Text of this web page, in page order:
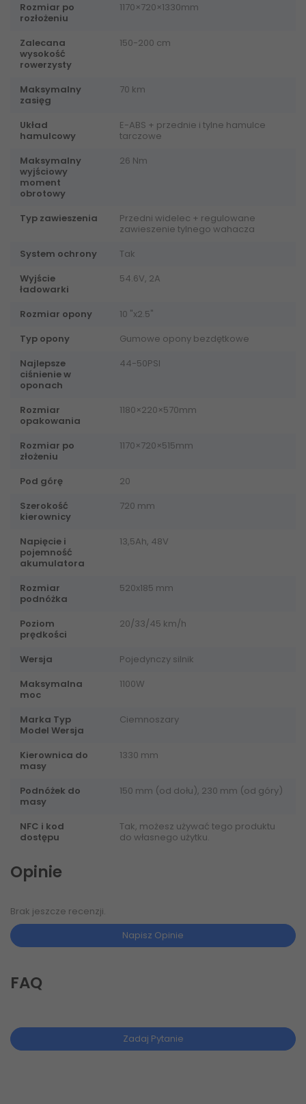
Rozmiar po
rozłożeniu
1170×720×1330mm
Zalecana
wysokość
rowerzysty
150-200 cm
Maksymalny
zasięg
70 km
Układ
hamulcowy
E-ABS + przednie i tylne hamulce
tarczowe
Maksymalny
wyjściowy
moment
obrotowy
26 Nm
Typ zawieszenia
Przedni widelec + regulowane
zawieszenie tylnego wahacza
System ochrony
Tak
Wyjście
ładowarki
54.6V, 2A
Rozmiar opony
10 "x2.5"
Typ opony
Gumowe opony bezdętkowe
Najlepsze
ciśnienie w
oponach
44-50PSI
Rozmiar
opakowania
1180×220×570mm
Rozmiar po
złożeniu
1170×720×515mm
Pod górę
20
Szerokość
kierownicy
720 mm
Napięcie i
pojemność
akumulatora
13,5Ah, 48V
Rozmiar
podnóżka
520x185 mm
Poziom
prędkości
20/33/45 km/h
Wersja
Pojedynczy silnik
Maksymalna
moc
1100W
Marka Typ
Model Wersja
Ciemnoszary
Kierownica do
masy
1330 mm
Podnóżek do
masy
150 mm (od dołu), 230 mm (od góry)
NFC i kod
dostępu
Tak, możesz używać tego produktu
do własnego użytku.
Opinie
Brak jeszcze recenzji.
Napisz Opinie
FAQ
Zadaj Pytanie